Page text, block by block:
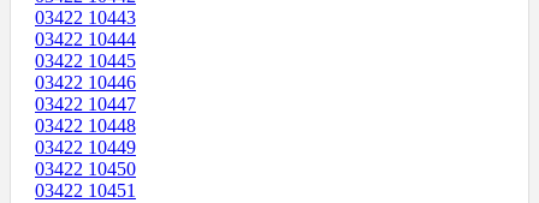
03422 10443
03422 10444
03422 10445
03422 10446
03422 10447
03422 10448
03422 10449
03422 10450
03422 10451